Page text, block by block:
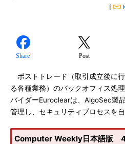
[
Share Post
ポストトレード（取引成立後に
る各種業務）のバックオフィス処
バイダーEuroclearは、AlgoSec製
管理し、セキュリティプロセスを自
Computer Weekly日本語版 4